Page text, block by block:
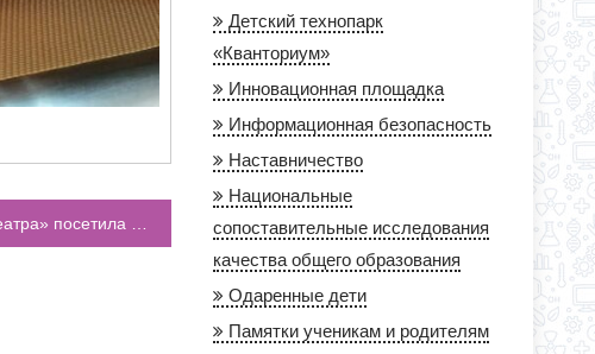
Театральная студия «Территория Театра» посетила чтецкий музыкально-литературный спектакль «Жизнь господина де Мольера»
Детский технопарк
«Кванториум»
Инновационная площадка
Информационная безопасность
Наставничество
Национальные
сопоставительные исследования
качества общего образования
Одаренные дети
Памятки ученикам и родителям